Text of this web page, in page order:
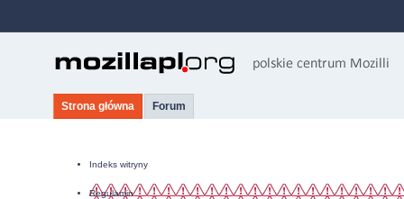
Strona główna Forum
Indeks witryny
Regulamin